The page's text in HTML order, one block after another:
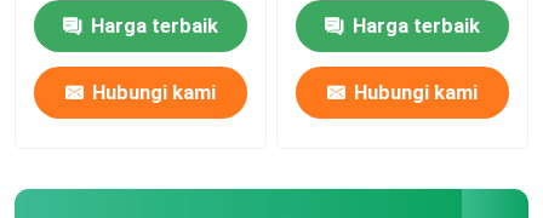
Tentang kami
Tur Pabrik
Harga terbaik
Hubungi kami
Harga terbaik
Hubungi kami